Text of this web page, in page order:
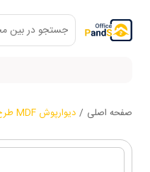
صفحه اصلی / دیوارپوش MDF طرح دنیز کد 666